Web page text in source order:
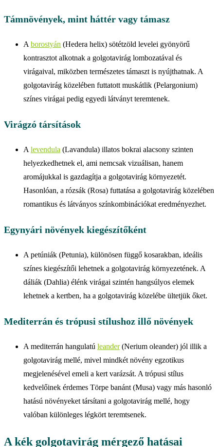
Támnövények, mint háttér vagy támasz
A borostyán (Hedera helix) sötétzöld levelei gyönyörű
kontrasztot alkotnak a golgotavirág lombozatával és
virágaival, miközben természetes támaszt is nyújthatnak. A
golgotavirág közelében futtatott muskátlik (Pelargonium)
színes virágai pedig egyedi látványt teremtenek.
Virágzó társítások
A levendula (Lavandula) illatos bokrai alacsony szinten
helyezkedhetnek el, ami nemcsak vizuálisan, hanem
aromájukkal is gazdagítja a golgotavirág környezetét.
Hasonlóan, a rózsák (Rosa) futtatása a golgotavirág közelében
romantikus és látványos színkombinációkat eredményezhet.
Egynyári növények kiegészítőként
A petúniák (Petunia), különösen függő kosarakban, ideális
színes kiegészítői lehetnek a golgotavirág környezetének. A
dáliák (Dahlia) élénk virágai szintén hangsúlyos elemek
lehetnek a kertben, ha a golgotavirág közelébe ültetjük őket.
Mediterrán és trópusi stílushoz illő növények
A mediterrán hangulatú leander(Nerium oleander) jól illik a
golgotavirág mellé, mivel mindkét növény egzotikus
megjelenésével emeli a kert varázsát. A trópusi stílus
kedvelőinek érdemes Törpe banánt (Musa) vagy más hasonló
hatású növényeket társítani a golgotavirág mellé, hogy
valóban különleges légkört teremtsenek.
A kék golgotavirág mérgező hatásai